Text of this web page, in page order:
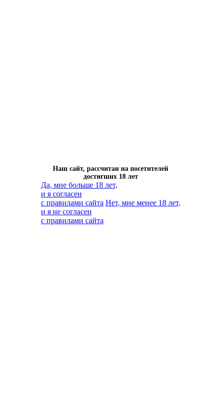
Наш сайт, рассчитан на посетителей
достигших 18 лет
Да, мне больше 18 лет,
и я согласен
с правилами сайта Нет, мне менее 18 лет,
и я не согласен
с правилами сайта